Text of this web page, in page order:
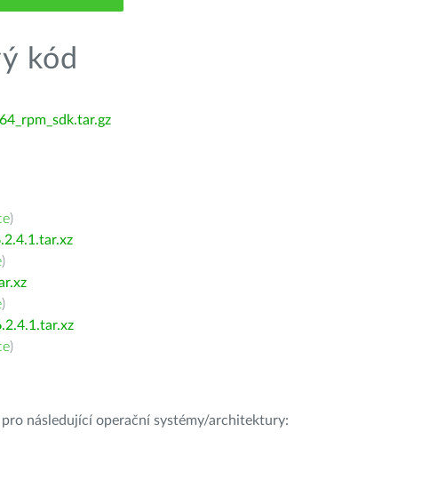
kód
)
)
)
)
následující operační systémy/architektury: